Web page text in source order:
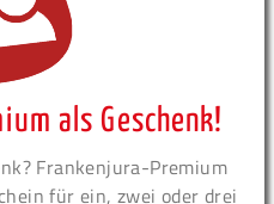
als Geschenk!
Frankenjura-Premium
für ein, zwei oder drei